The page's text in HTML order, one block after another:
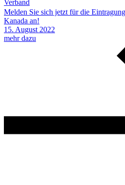
Verband
Melden Sie sich jetzt für die
Kanada an!
15. August 2022
mehr dazu